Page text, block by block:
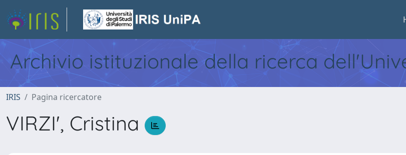
Archivio istituzionale della ricerca
IRIS Pagina ricercatore
VIRZI', Cristina